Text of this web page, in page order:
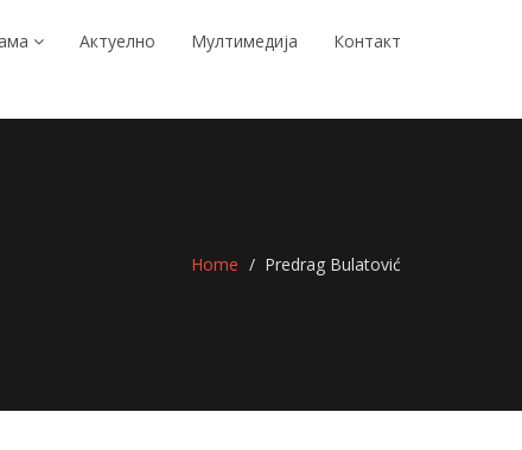
Актуелно Мултимедија Контакт
Home Predrag Bulatović